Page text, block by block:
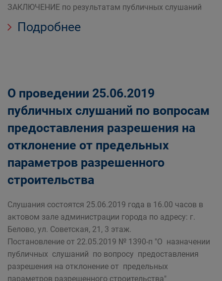
ЗАКЛЮЧЕНИЕ по результатам публичных слушаний
Подробнее
О проведении 25.06.2019
публичных слушаний по вопросам
предоставления разрешения на
отклонение от предельных
параметров разрешенного
строительства
Слушания состоятся 25.06.2019 года в 16.00 часов в
актовом зале администрации города по адресу: г.
Белово, ул. Советская, 21, 3 этаж.
Постановление от 22.05.2019 № 1390-п "О назначении
публичных слушаний по вопросу предоставления
разрешения на отклонение от предельных
параметров разрешенного строительства"